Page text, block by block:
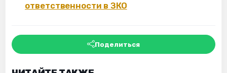
ответственности в ЗКО
Поделиться